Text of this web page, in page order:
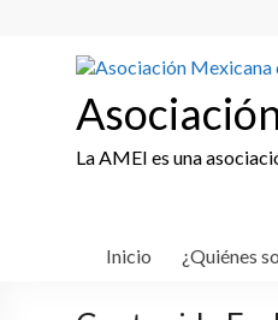
La AMEI es una
Inicio ¿Quiénes